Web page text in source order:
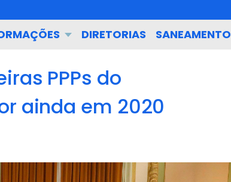
DIRETORIAS SANEAMENTO
PPPs do
ainda em 2020